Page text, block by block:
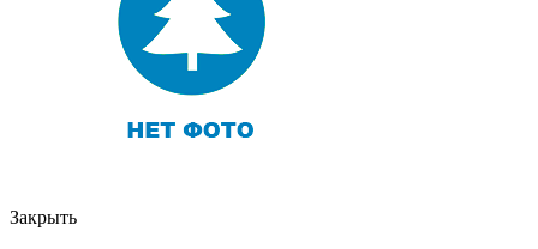
Закрыть